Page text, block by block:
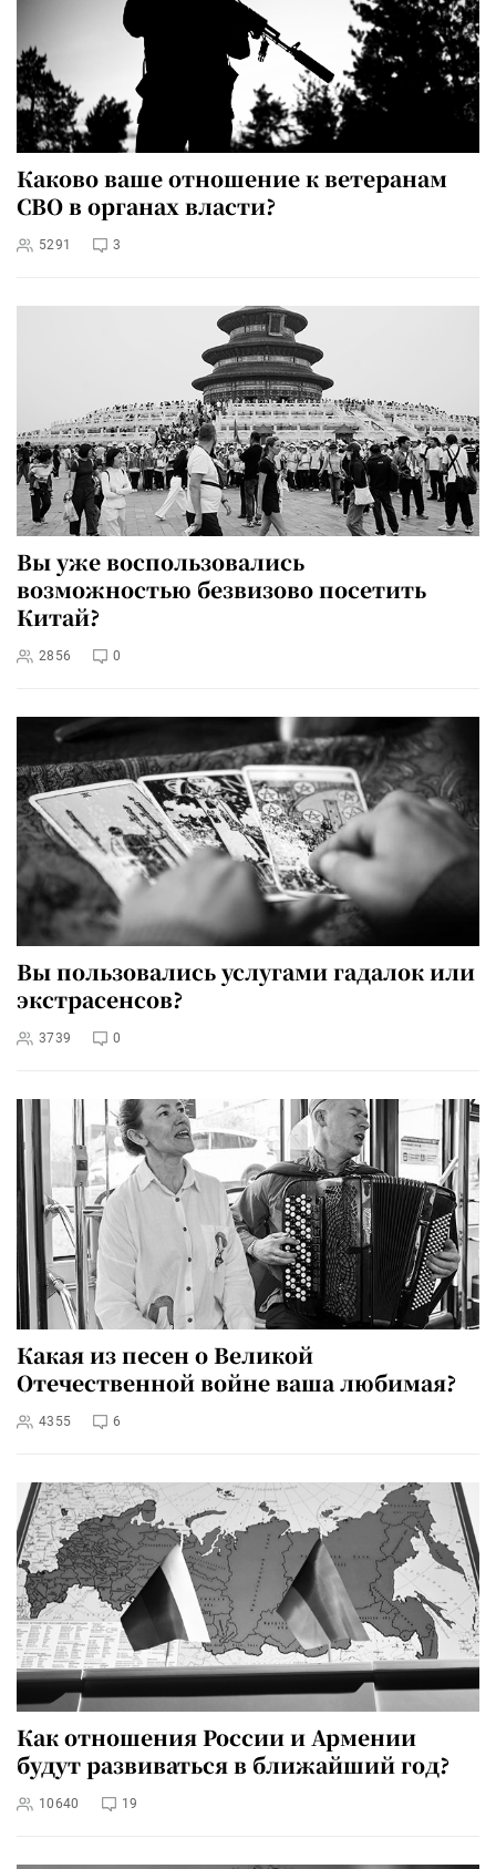
Каково ваше отношение к ветеранам
СВО в органах власти?
5291 3
Вы уже воспользовались
возможностью безвизово посетить
Китай?
2856 0
Вы пользовались услугами гадалок или
экстрасенсов?
3739 0
Какая из песен о Великой
Отечественной войне ваша любимая?
4355 6
Как отношения России и Армении
будут развиваться в ближайший год?
10640 19